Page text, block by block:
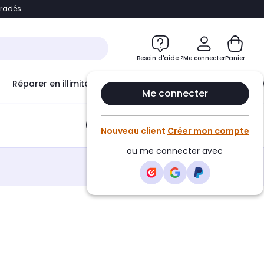
Accéder directement au chatbot
Besoin d'aide ?Me connecter
Me connecter
Nouveau client Créer mon compte
ou me connecter avec
Panier
Réparer en illimité avec Le Club Infinity
Ajouter au panier